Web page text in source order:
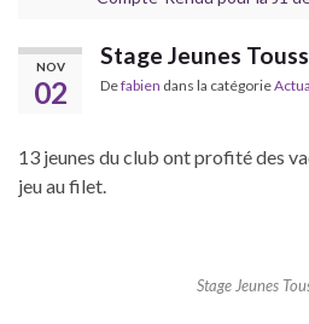
NOV
02
Stage Jeunes
Defabien dans la catégorie
13 jeunes du club ont profité des
jeu au filet.
Stage Jeunes